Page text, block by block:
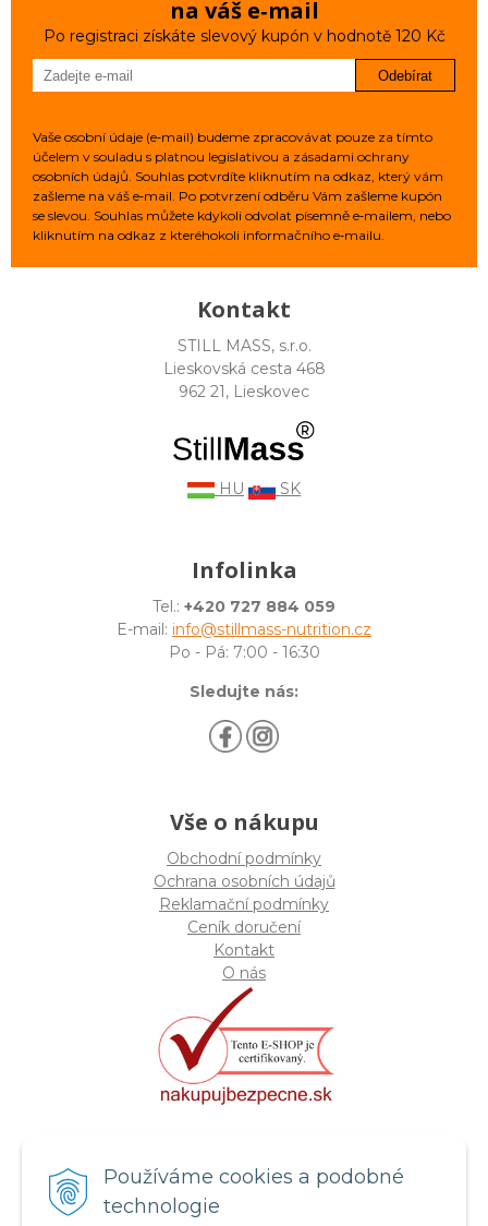
Používáme cookies a podobné
technologie
na váš e‑mail
Po registraci získáte slevový kupón v hodnotě 120 Kč
Odebírat
Vaše osobní údaje (e‑mail) budeme zpracovávat pouze za tímto
účelem v souladu s platnou legislativou a zásadami ochrany
osobních údajů. Souhlas potvrdíte kliknutím na odkaz, který vám
zašleme na váš e‑mail. Po potvrzení odběru Vám zašleme kupón
se slevou. Souhlas můžete kdykoli odvolat písemně e‑mailem, nebo
kliknutím na odkaz z kteréhokoli informačního e‑mailu.
Kontakt
STILL MASS, s.r.o.
Lieskovská cesta 468
962 21, Lieskovec
HU SK
Infolinka
Tel.: +420 727 884 059
E-mail: info@stillmass-nutrition.cz
Po - Pá: 7:00 - 16:30
Sledujte nás:
Vše o nákupu
Obchodní podmínky
Ochrana osobních údajů
Reklamační podmínky
Ceník doručení
Kontakt
O nás
Certifikát systému bezpečnosti
potravin FSSC 22000